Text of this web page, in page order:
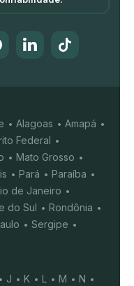
Alagoas
Amapá
Federal
Mato Grosso
Pará
Paraíba
de Janeiro
do Sul
Rondônia
Sergipe
J K L M
N